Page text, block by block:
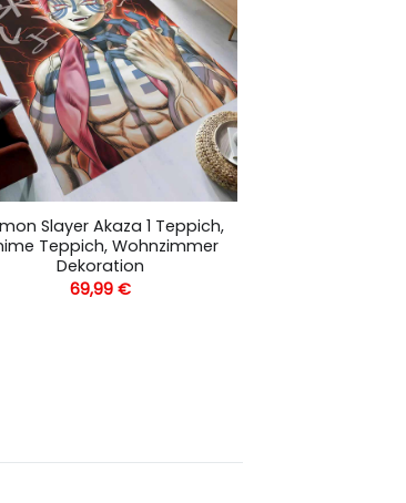
Slayer Akaza 1 Teppich,
Teppich, Wohnzimmer
Dekoration
69,99€